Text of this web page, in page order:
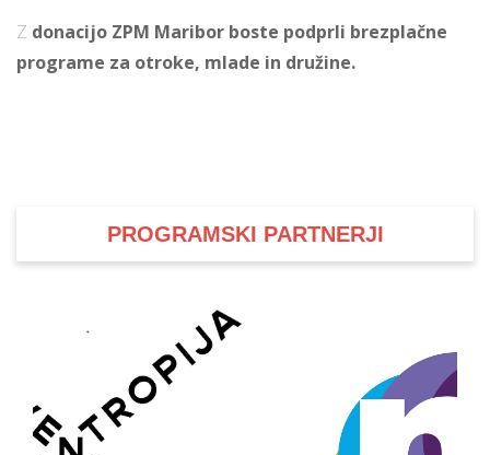
Z donacijo ZPM Maribor boste podprli brezplačne
programe za otroke, mlade in družine.
PROGRAMSKI PARTNERJI